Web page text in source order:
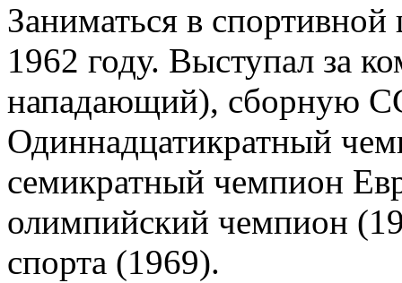
Заниматься в
1962 году. Выступал за
нападающий), сборную
Одиннадцатикратный
семикратный чемпион
олимпийский чемпион
спорта (1969).